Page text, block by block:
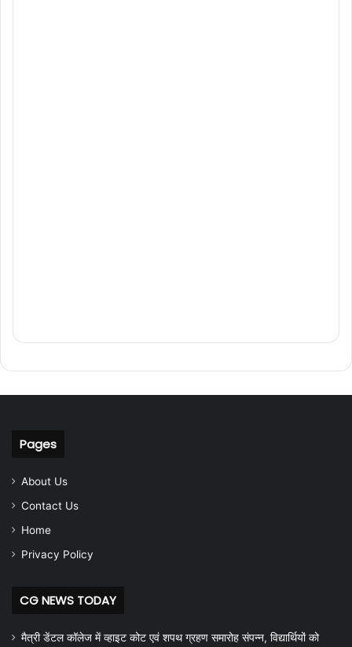
Pages
About Us
Contact Us
Home
Privacy Policy
CG NEWS TODAY
मैत्री डेंटल कॉलेज में व्हाइट कोट एवं शपथ ग्रहण समारोह संपन्न, विद्यार्थियों को